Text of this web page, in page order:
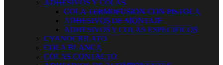
ADHESIVOS Y COLAS
COLA TERMOFUSION CON PISTOLA
ADHESIVOS DE MONTAJE
ADHESIVOS Y COLAS ESPECIFICOS
CYANOCRILATO
COLA BLANCA
COLAS CONTACTO